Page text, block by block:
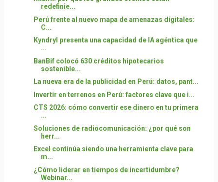
redefinie...
Perú frente al nuevo mapa de amenazas digitales:
C...
Kyndryl presenta una capacidad de IA agéntica que
...
BanBif colocó 630 créditos hipotecarios
sostenible...
La nueva era de la publicidad en Perú: datos, pant...
Invertir en terrenos en Perú: factores clave que i...
CTS 2026: cómo convertir ese dinero en tu primera
...
Soluciones de radiocomunicación: ¿por qué son
herr...
Excel continúa siendo una herramienta clave para
m...
¿Cómo liderar en tiempos de incertidumbre?
Webinar...